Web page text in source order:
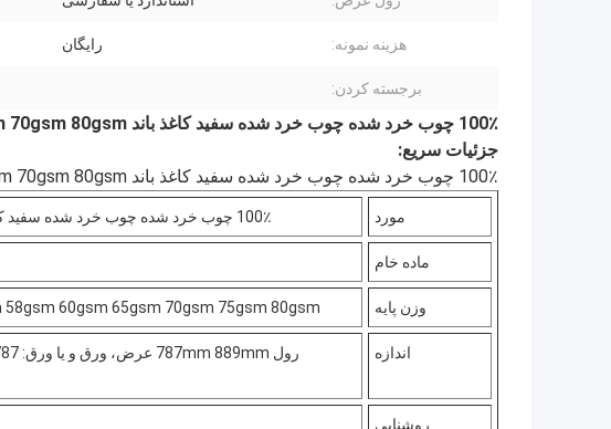
هزینه نمونه: رایگان
برجسته کردن:
100٪ چوب خرد شده چوب خرد شده سفید کاغذ باند 60gsm 70gsm 80gsm
جزئیات سریع:
100٪ چوب خرد شده چوب خرد شده سفید کاغذ باند 60gsm 70gsm 80gsm
مورد 100٪ چوب خرد شده چوب خرد شده سفید کاغذ باند 60gsm 70gsm 80gsm
ماده خام
وزن پایه 60gsm 65gsm 70gsm 75gsm 80gsm
اندازه
روشنایی